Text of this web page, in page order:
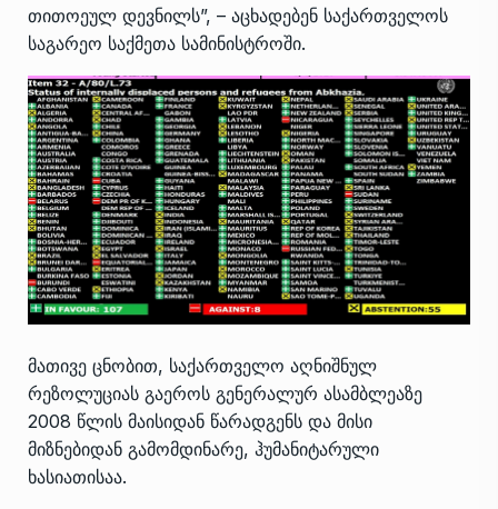
თითოეულ დევნილს”, – აცხადებენ საქართველოს
საგარეო საქმეთა სამინისტროში.
მათივე ცნობით, საქართველო აღნიშნულ
რეზოლუციას გაეროს გენერალურ ასამბლეაზე
2008 წლის მაისიდან წარადგენს და მისი
მიზნებიდან გამომდინარე, ჰუმანიტარული
ხასიათისაა.